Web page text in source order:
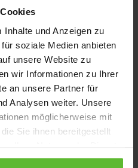
und Anzeigen zu
soziale Medien anbieten
unsere Website zu
wir Informationen zu Ihrer
an unsere Partner für
Analysen weiter. Unsere
möglicherweise mit
Sie ihnen bereitgestellt
exception has occurred
the browser console for more
.